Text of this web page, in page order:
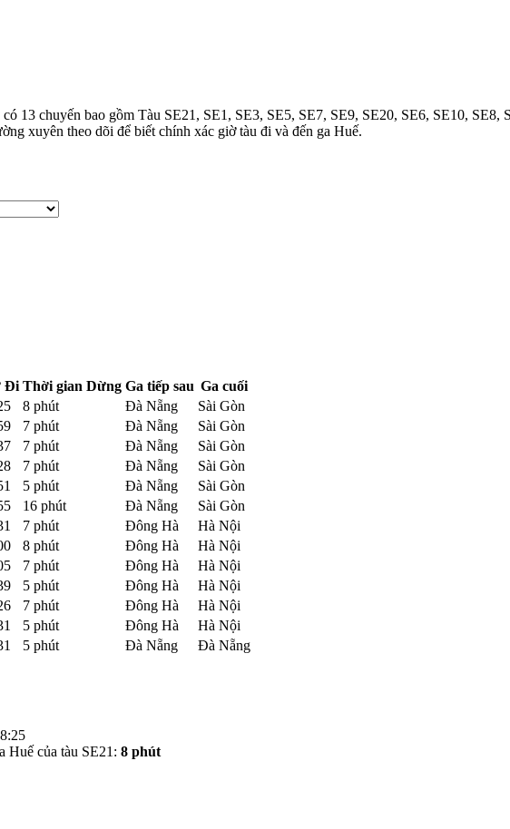
13 chuyến bao gồm Tàu SE21, SE1, SE3, SE5, SE7, SE9, SE20, SE6, SE10,
xuyên theo dõi để biết chính xác giờ tàu đi và đến ga Huế.
Đi Thời gian Dừng Ga tiếp sau Ga cuối
8 phút Đà Nẵng
Sài Gòn
7 phút Đà Nẵng
Sài Gòn
7 phút Đà Nẵng
Sài Gòn
7 phút Đà Nẵng
Sài Gòn
5 phút Đà Nẵng
Sài Gòn
16 phút Đà Nẵng
Sài Gòn
7 phút Đông Hà
Hà Nội
8 phút Đông Hà
Hà Nội
7 phút Đông Hà
Hà Nội
5 phút Đông Hà
Hà Nội
7 phút Đông Hà
Hà Nội
5 phút Đông Hà
Hà Nội
5 phút Đà Nẵng Đà Nẵng
Huế của tàu SE21: 8 phút